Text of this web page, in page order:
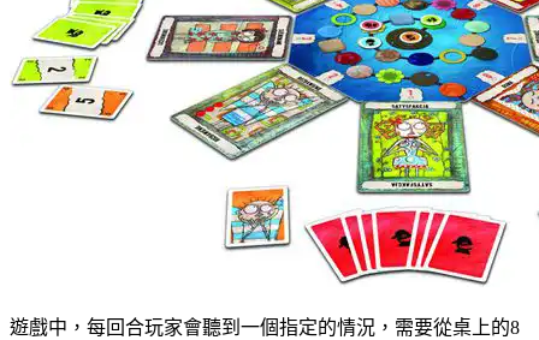
遊戲中，每回合玩家會聽到一個指定的情況，需要從桌上的8